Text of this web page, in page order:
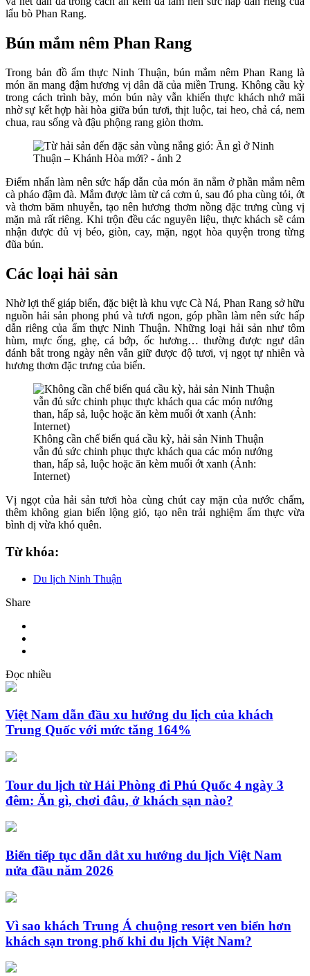
lẩu bò Phan Rang.
Bún mắm nêm Phan Rang
Trong bản đồ ẩm thực Ninh Thuận, bún mắm nêm Phan Rang là
món ăn mang đậm hương vị dân dã của miền Trung. Không cầu kỳ
trong cách trình bày, món bún này vẫn khiến thực khách nhớ mãi
nhờ sự kết hợp hài hòa giữa bún tươi, thịt luộc, tai heo, chả cá, nem
chua, rau sống và đậu phộng rang giòn thơm.
Điểm nhấn làm nên sức hấp dẫn của món ăn nằm ở phần mắm nêm
cà pháo đậm đà. Mắm được làm từ cá cơm ủ, sau đó pha cùng tỏi, ớt
và thơm băm nhuyễn, tạo nên hương thơm nồng đặc trưng cùng vị
mặn mà rất riêng. Khi trộn đều các nguyên liệu, thực khách sẽ cảm
nhận được đủ vị béo, giòn, cay, mặn, ngọt hòa quyện trong từng
đũa bún.
Các loại hải sản
Nhờ lợi thế giáp biển, đặc biệt là khu vực Cà Ná, Phan Rang sở hữu
nguồn hải sản phong phú và tươi ngon, góp phần làm nên sức hấp
dẫn riêng của ẩm thực Ninh Thuận. Những loại hải sản như tôm
hùm, mực ống, ghẹ, cá bớp, ốc hương… thường được ngư dân
đánh bắt trong ngày nên vẫn giữ được độ tươi, vị ngọt tự nhiên và
hương thơm đặc trưng của biển.
Không cần chế biến quá cầu kỳ, hải sản Ninh Thuận
vẫn đủ sức chinh phục thực khách qua các món nướng
than, hấp sả, luộc hoặc ăn kèm muối ớt xanh (Ảnh:
Internet)
Vị ngọt của hải sản tươi hòa cùng chút cay mặn của nước chấm,
thêm không gian biển lộng gió, tạo nên trải nghiệm ẩm thực vừa
bình dị vừa khó quên.
Từ khóa:
Du lịch Ninh Thuận
Share
Đọc nhiều
Việt Nam dẫn đầu xu hướng du lịch của khách
Trung Quốc với mức tăng 164%
Tour du lịch từ Hải Phòng đi Phú Quốc 4 ngày 3
đêm: Ăn gì, chơi đâu, ở khách sạn nào?
Biển tiếp tục dẫn dắt xu hướng du lịch Việt Nam
nửa đầu năm 2026
Vì sao khách Trung Á chuộng resort ven biển hơn
khách sạn trong phố khi du lịch Việt Nam?